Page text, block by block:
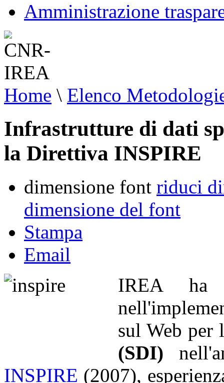
Amministrazione
Home \ Elenco
Infrastrutture di dati
la Direttiva INSPIRE
dimensione font riduci
dimensione del font
Stampa
Email
IREA ha
sul Web per
(SDI)
INSPIRE (2007),